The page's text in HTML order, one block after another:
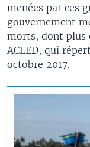
menées par ces
gouvernement
morts, dont plus
ACLED, qui
octobre 2017.